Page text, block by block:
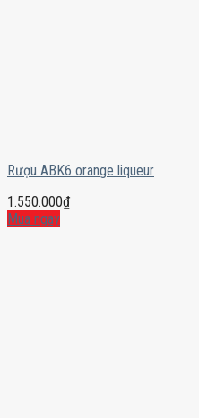
Rượu ABK6 orange liqueur
1.550.000₫
Mua ngay